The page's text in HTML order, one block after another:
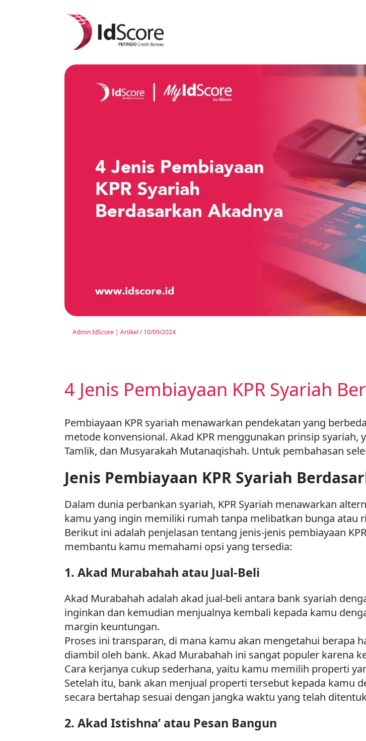
Admin IdScore | Artikel /10/09/2024
4 Jenis Pembiayaan KPR Syariah
Pembiayaan KPR syariah menawarkan pendekatan yang
metode konvensional. Akad KPR menggunakan prinsip
Tamlik, dan Musyarakah Mutanaqishah. Untuk pembahasan
Jenis Pembiayaan KPR Syariah
Dalam dunia perbankan syariah, KPR Syariah menawarkan
kamu yang ingin memiliki rumah tanpa melibatkan bunga atau
Berikut ini adalah penjelasan tentang jenis-jenis pembiayaan
membantu kamu memahami opsi yang tersedia:
1. Akad Murabahah atau Jual-Beli
Akad Murabahah adalah akad jual-beli antara bank syariah
inginkan dan kemudian menjualnya kembali kepada kamu
margin keuntungan.
Proses ini transparan, di mana kamu akan mengetahui berapa
diambil oleh bank. Akad Murabahah ini sangat populer karena
Cara kerjanya cukup sederhana, yaitu kamu memilih properti
Setelah itu, bank akan menjual properti tersebut kepada kamu
secara bertahap sesuai dengan jangka waktu yang telah
2. Akad Istishna’ atau Pesan Bangun